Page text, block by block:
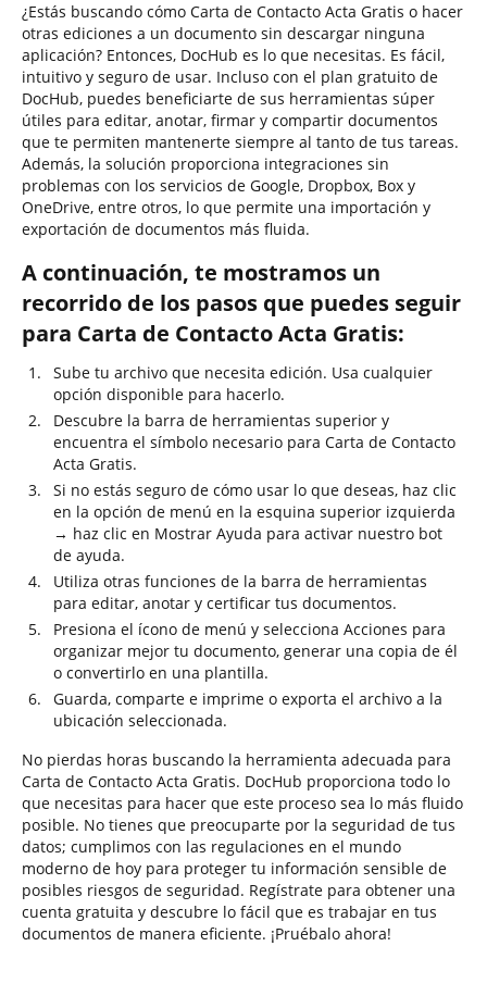
¿Estás buscando cómo Carta de Contacto Acta Gratis o hacer
otras ediciones a un documento sin descargar ninguna
aplicación? Entonces, DocHub es lo que necesitas. Es fácil,
intuitivo y seguro de usar. Incluso con el plan gratuito de
DocHub, puedes beneficiarte de sus herramientas súper
útiles para editar, anotar, firmar y compartir documentos
que te permiten mantenerte siempre al tanto de tus tareas.
Además, la solución proporciona integraciones sin
problemas con los servicios de Google, Dropbox, Box y
OneDrive, entre otros, lo que permite una importación y
exportación de documentos más fluida.
A continuación, te mostramos un
recorrido de los pasos que puedes seguir
para Carta de Contacto Acta Gratis:
Sube tu archivo que necesita edición. Usa cualquier
opción disponible para hacerlo.
Descubre la barra de herramientas superior y
encuentra el símbolo necesario para Carta de Contacto
Acta Gratis.
Si no estás seguro de cómo usar lo que deseas, haz clic
en la opción de menú en la esquina superior izquierda
→ haz clic en Mostrar Ayuda para activar nuestro bot
de ayuda.
Utiliza otras funciones de la barra de herramientas
para editar, anotar y certificar tus documentos.
Presiona el ícono de menú y selecciona Acciones para
organizar mejor tu documento, generar una copia de él
o convertirlo en una plantilla.
Guarda, comparte e imprime o exporta el archivo a la
ubicación seleccionada.
No pierdas horas buscando la herramienta adecuada para
Carta de Contacto Acta Gratis. DocHub proporciona todo lo
que necesitas para hacer que este proceso sea lo más fluido
posible. No tienes que preocuparte por la seguridad de tus
datos; cumplimos con las regulaciones en el mundo
moderno de hoy para proteger tu información sensible de
posibles riesgos de seguridad. Regístrate para obtener una
cuenta gratuita y descubre lo fácil que es trabajar en tus
documentos de manera eficiente. ¡Pruébalo ahora!